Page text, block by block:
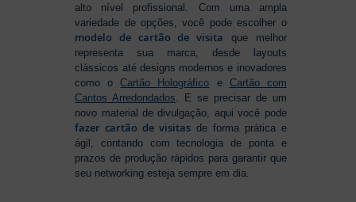
alto nível profissional. Com uma ampla
variedade de opções, você pode escolher o
modelo de cartão de visita que melhor
representa sua marca, desde layouts
clássicos até designs modernos e inovadores
como oCartão Holográfico e Cartão com
Cantos Arredondados. E se precisar de um
novo material de divulgação, aqui você pode
fazer cartão de visitas de forma prática e
ágil, contando com tecnologia de ponta e
prazos de produção rápidos para garantir que
seu networking esteja sempre em dia.